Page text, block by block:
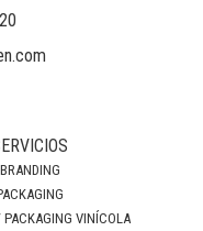
BRANDING
PACKAGING VINÍCOLA